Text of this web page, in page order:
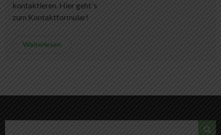
kontaktieren. Hier geht´s
zum Kontaktformular!
Weiterlesen